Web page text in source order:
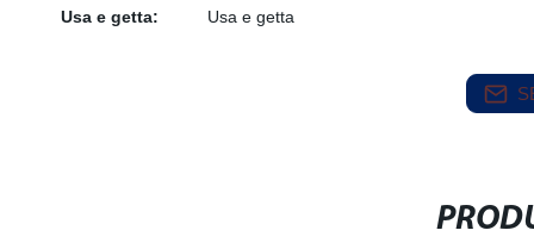
Usa e getta:
Usa e getta